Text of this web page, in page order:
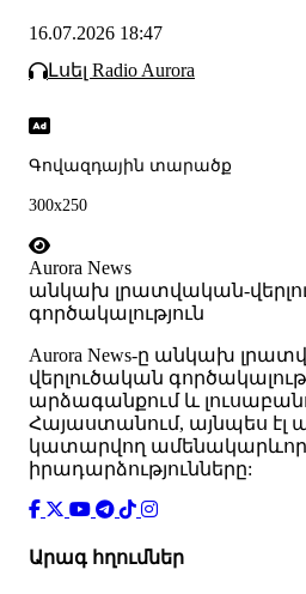
16.07.2026 18:47
Լսել Radio Aurora
Գովազդային տարածք
300x250
Aurora News
անկախ լրատվական-
գործակալություն
Аurora News-ը անկախ
վերլուծական
արձագանքում և
Հայաստանում, այնպես էլ
կատարվող ամենակարևոր
իրադարձությունները:
Արագ հղումներ